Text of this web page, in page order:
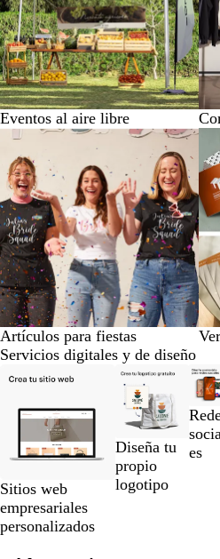
Eventos al aire libre
Artículos para fiestas
Servicios digitales y de diseño
Sitios web
empresariales
personalizados
Diseña tu
propio
logotipo
es
Diapositivas
la
2
de
un
total